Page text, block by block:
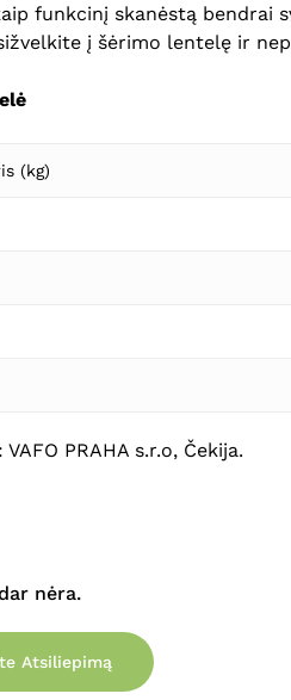
funkcinį skanėstą bendrai
į šėrimo lentelę ir
(kg)
: VAFO PRAHA s.r.o, Čekija.
nėra.
Atsiliepimą